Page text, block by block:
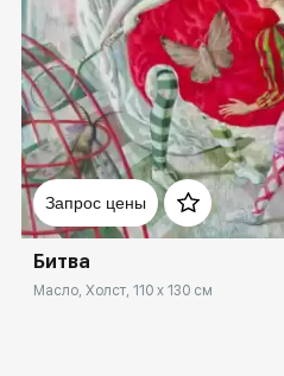
Запрос цены
Домен:
⁠Битва
Масло, Холст, 110 x 130 см